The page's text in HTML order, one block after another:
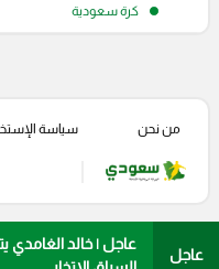
كرة سعودية
عاجل
عاجل | خالد الغامدي
من نحن سياسة